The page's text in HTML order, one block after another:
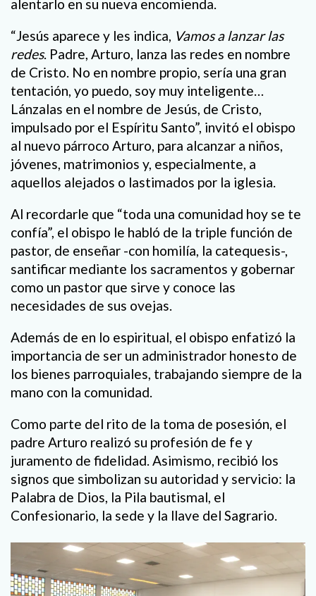
alentarlo en su nueva encomienda.
“Jesús aparece y les indica, Vamos a lanzar las
redes. Padre, Arturo, lanza las redes en nombre
de Cristo. No en nombre propio, sería una gran
tentación, yo puedo, soy muy inteligente…
Lánzalas en el nombre de Jesús, de Cristo,
impulsado por el Espíritu Santo”, invitó el obispo
al nuevo párroco Arturo, para alcanzar a niños,
jóvenes, matrimonios y, especialmente, a
aquellos alejados o lastimados por la iglesia.
Al recordarle que “toda una comunidad hoy se te
confía”, el obispo le habló de la triple función de
pastor, de enseñar -con homilía, la catequesis-,
santificar mediante los sacramentos y gobernar
como un pastor que sirve y conoce las
necesidades de sus ovejas.
Además de en lo espiritual, el obispo enfatizó la
importancia de ser un administrador honesto de
los bienes parroquiales, trabajando siempre de la
mano con la comunidad.
Como parte del rito de la toma de posesión, el
padre Arturo realizó su profesión de fe y
juramento de fidelidad. Asimismo, recibió los
signos que simbolizan su autoridad y servicio: la
Palabra de Dios, la Pila bautismal, el
Confesionario, la sede y la llave del Sagrario.